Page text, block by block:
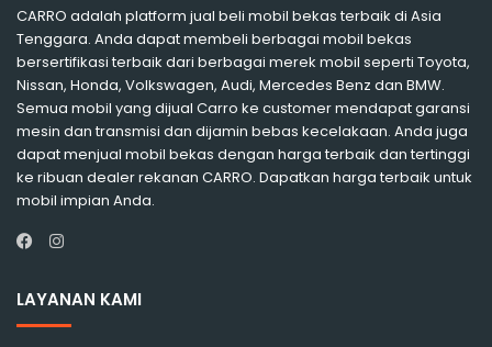
CARRO adalah platform jual beli mobil bekas terbaik di Asia
Tenggara. Anda dapat membeli berbagai mobil bekas
bersertifikasi terbaik dari berbagai merek mobil seperti Toyota,
Nissan, Honda, Volkswagen, Audi, Mercedes Benz dan BMW.
Semua mobil yang dijual Carro ke customer mendapat garansi
mesin dan transmisi dan dijamin bebas kecelakaan. Anda juga
dapat menjual mobil bekas dengan harga terbaik dan tertinggi
ke ribuan dealer rekanan CARRO. Dapatkan harga terbaik untuk
mobil impian Anda.
Instagram
LAYANAN KAMI